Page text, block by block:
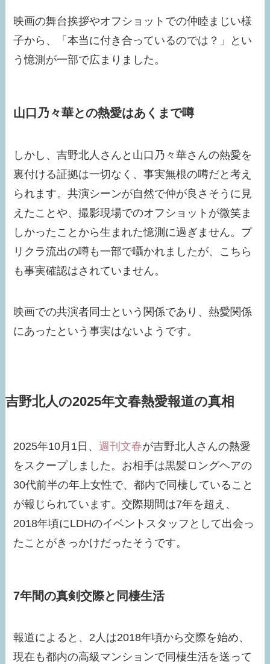
映画の舞台挨拶やオフショットでの仲睦まじい様
子から、「本当に付き合っているのでは？」とい
う憶測が一部で広まりました。​
山口乃々華との熱愛はあくまで噂
しかし、吉野北人さんと山口乃々華さんの熱愛を
裏付ける証拠は一切なく、事実無根の噂だと考え
られます。共演シーンが自然で仲が良さそうに見
えたことや、撮影現場でのオフショットが微笑ま
しかったことから生まれた憶測に過ぎません。プ
リクラ流出の噂も一部で囁かれましたが、こちら
も事実確認はされていません。
映画での共演者同士という関係であり、熱愛関係
にあったという事実はないようです。​
吉野北人の2025年文春熱愛報道の真相
2025年10月1日、週刊文春が吉野北人さんの熱愛
をスクープしました。お相手は黒髪ロングヘアの
30代前半の年上女性で、都内で同棲していること
が報じられています。交際期間は7年を超え、
2018年頃にLDHのイベントスタッフとして出会っ
たことがきっかけだったそうです。
7年間の真剣交際と同棲生活
報道によると、2人は2018年頃から交際を始め、
現在も都内の高級マンションで同棲生活を送って